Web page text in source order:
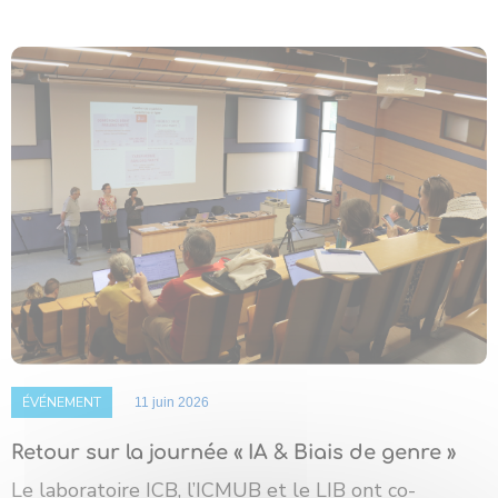
ÉVÉNEMENT 11 juin 2026
Retour sur la journée « IA & Biais de genre »
Le laboratoire ICB, l’ICMUB et le LIB ont co-